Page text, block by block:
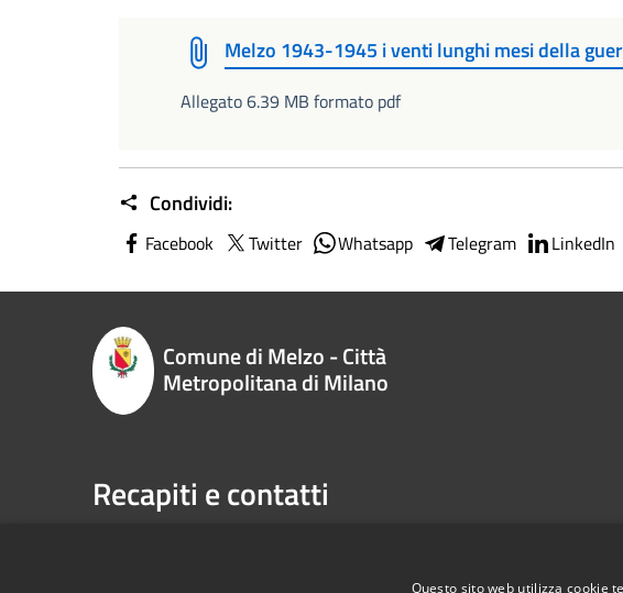
Melzo 1943-1945 i venti lunghi mesi della
Allegato 6.39 MB formato pdf
Condividi:
Facebook Twitter Whatsapp Telegram LinkedIn
Comune di Melzo - Città
Metropolitana di Milano
Recapiti e contatti
Pec:comunemelzo@pec.it
Questo sito web utilizza cookie